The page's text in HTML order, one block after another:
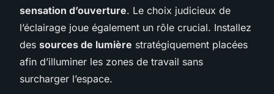
sensation d’ouverture. Le choix judicieux de
l’éclairage joue également un rôle crucial. Installez
des sources de lumière stratégiquement placées
afin d’illuminer les zones de travail sans
surcharger l’espace.